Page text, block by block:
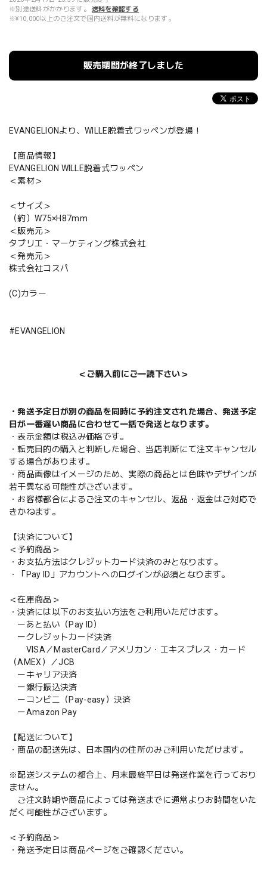
※別途送料がかかります。
送料を確認する
※¥10,000以上のご注文で国内送料が無料になります。
販売期間が終了しました
EVANGELIONより、WILLE脱着式ワッペンが登場！
【商品情報】
EVANGELION WILLE脱着式ワッペン
＜素材＞
＜サイズ＞
（約）W75×H87mm
＜販売元＞
タブリエ・マーケティング株式会社
＜発売元＞
株式会社コスパ
(C)カラー
#EVANGELION
＜ご購入前にご一読下さい＞
・発送予定日が別の商品を同時に予約注文された場合、発送予定
日が一番遅い商品に合わせて一括で発送となります。
・表示金額は税込み価格です。
・転売目的の購入と判断した場合、当店判断にて注文キャンセル
する場合があります。
・商品画像はイメージのため、実際の商品とは色味やデザインが
若干異なる可能性がございます。
・お客様都合によるご注文のキャンセル、返品・返金はご対応で
きかねます。
【決済について】
＜予約商品＞
・お支払方法はクレジットカード決済のみとなります。
・「Pay ID」アカウントへのログインが必須となります。
＜在庫商品＞
・決済には以下のお支払い方法をご利用いただけます。
ーあと払い（Pay ID）
ークレジットカード決済
VISA／MasterCard／アメリカン・エキスプレス・カード
（AMEX）／JCB
ーキャリア決済
ー銀行振込決済
ーコンビニ（Pay-easy）決済
ーAmazon Pay
【配送について】
・商品の配送先は、日本国内の住所のみご利用いただけます。
※配送システムの都合上、月末最終平日は発送作業を行っており
ません。
ご注文時期や商品によっては発送までに通常よりお時間をいた
だく可能性がございます。
＜予約商品＞
・発送予定日は商品ページをご確認ください。